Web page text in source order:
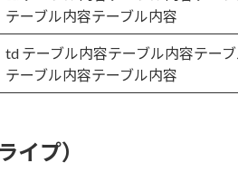
テーブル内容テーブル内容
td テーブル内容テーブル内容テー
テーブル内容テーブル内容
イプ）